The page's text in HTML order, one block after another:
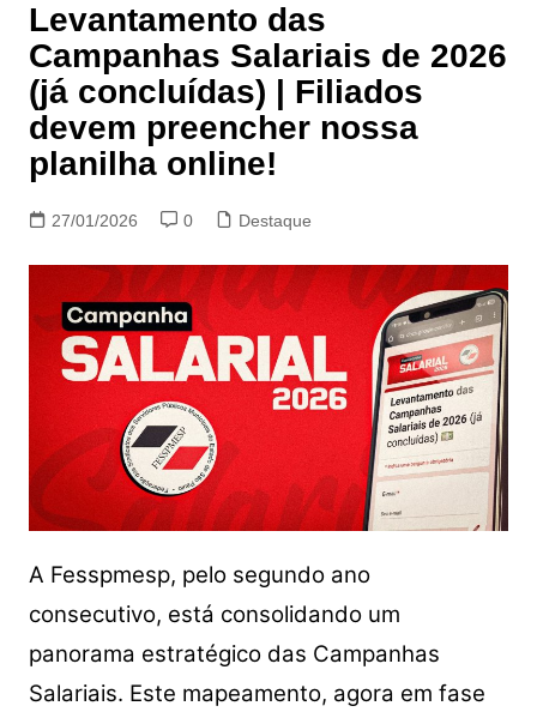
Levantamento das
Campanhas Salariais de 2026
(já concluídas) | Filiados
devem preencher nossa
planilha online!
27/01/2026 0 Destaque
A Fesspmesp, pelo segundo ano
consecutivo, está consolidando um
panorama estratégico das Campanhas
Salariais. Este mapeamento, agora em fase